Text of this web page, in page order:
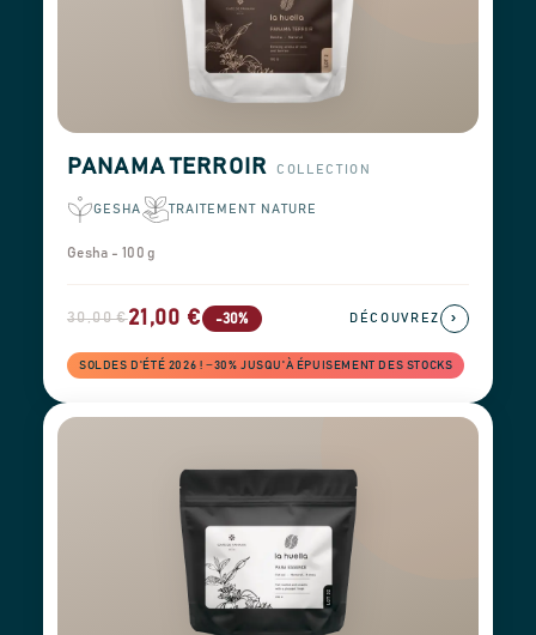
PANAMA TERROIR COLLECTION
GESHA TRAITEMENT NATURE
Gesha - 100 g
30,00 €21,00 € -30%
SOLDES D'ÉTÉ 2026 ! −30% JUSQU'À ÉPUISEMENT DES STOCKS
DÉCOUVREZ ›